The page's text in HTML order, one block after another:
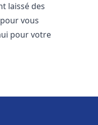
laissé des
vous
pour votre